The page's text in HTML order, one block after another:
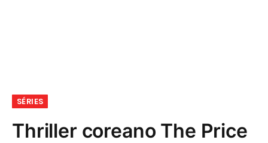
SÉRIES
Thriller coreano The Price